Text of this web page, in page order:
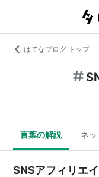
はてなブログ トップ
言葉の解説 ネ
SNSアフィリエ